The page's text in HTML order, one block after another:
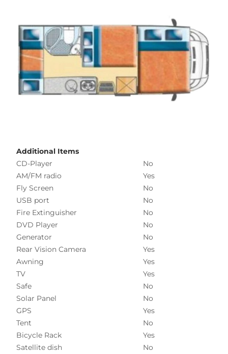
Additional Items
CD-Player
No
AM/FM radio
Yes
Fly Screen
No
USB port
No
Fire Extinguisher
No
DVD Player
No
Generator
No
Rear Vision Camera
Yes
Awning
Yes
TV
Yes
Safe
No
Solar Panel
No
GPS
Yes
Tent
No
Bicycle Rack
Yes
Satellite dish
No